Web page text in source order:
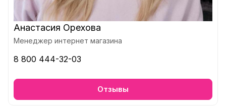
Анастасия Орехова
Менеджер интернет магазина
8 800 444-32-03
Отзывы